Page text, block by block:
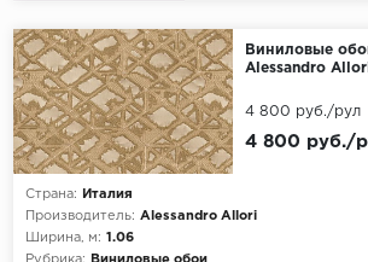
Виниловые
Alessandro
Страна:
Италия
Производитель: Alessandro Allori
Ширина, м: 1.06
4 800 руб./
4 800 руб./рул